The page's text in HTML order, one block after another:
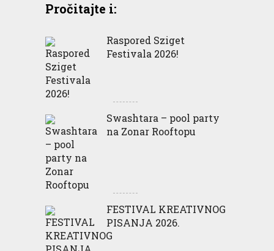
Pročitajte i:
Raspored Sziget
Festivala 2026!
Swashtara – pool party
na Zonar Rooftopu
FESTIVAL KREATIVNOG
PISANJA 2026.